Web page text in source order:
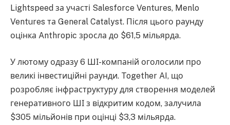
Lightspeed за участі Salesforce Ventures, Menlo
Ventures та General Catalyst. Після цього раунду
оцінка Anthropic зросла до $61,5 мільярда.
У лютому одразу 6 ШІ-компаній оголосили про
великі інвестиційні раунди. Together AI, що
розробляє інфраструктуру для створення моделей
генеративного ШІ з відкритим кодом, залучила
$305 мільйонів при оцінці $3,3 мільярда.